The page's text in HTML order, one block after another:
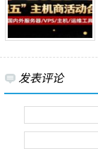
发表评论